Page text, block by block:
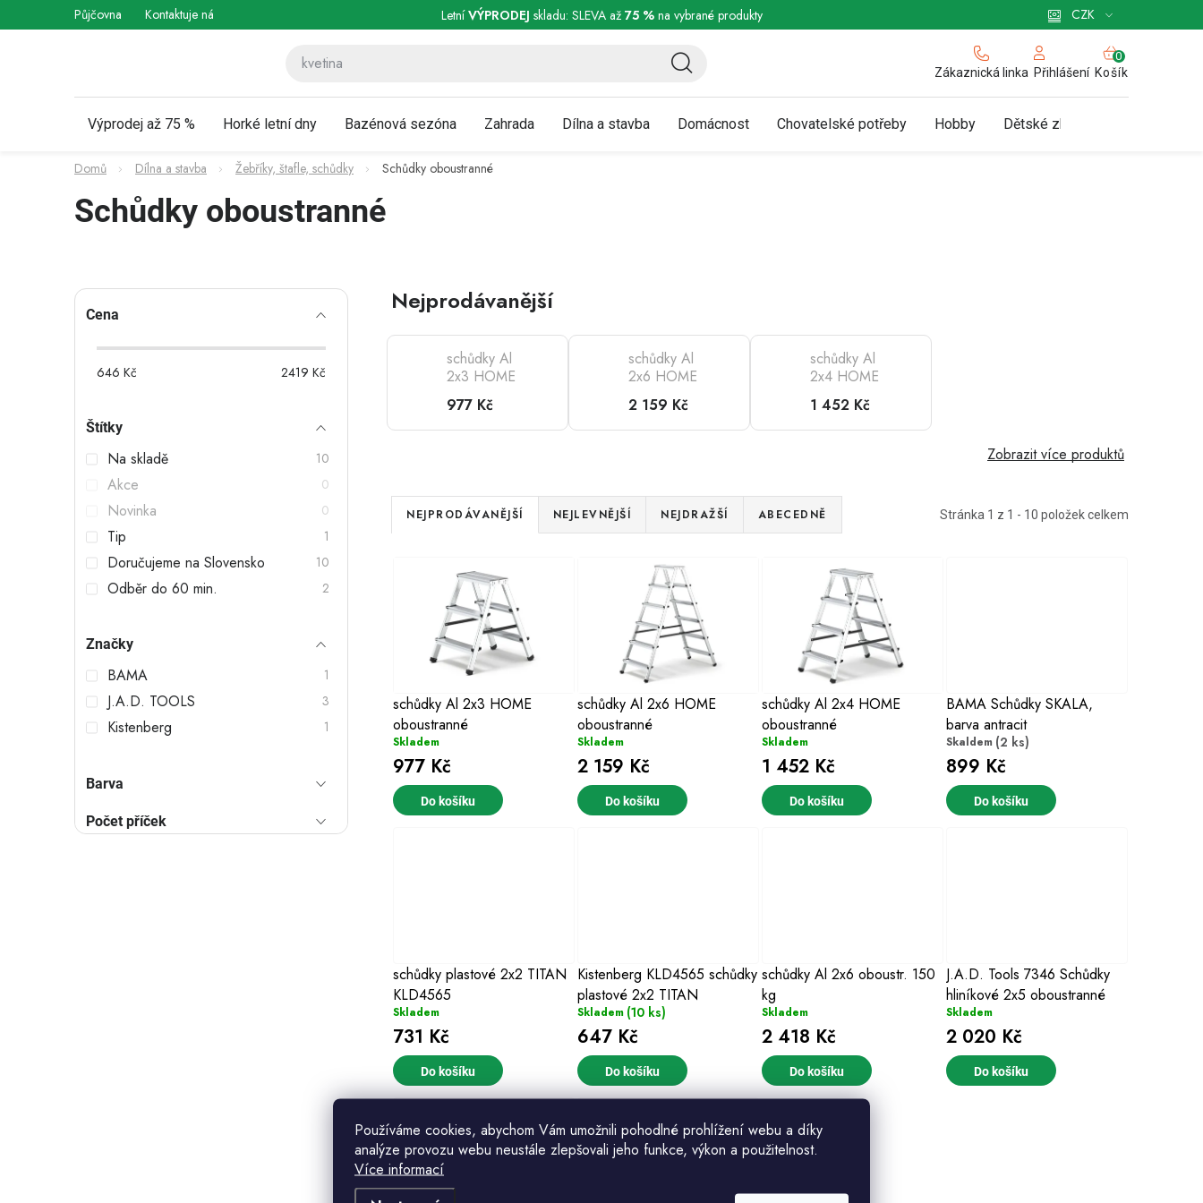
Používáme cookies, abychom Vám umožnili pohodlné prohlížení webu a díky
analýze provozu webu neustále zlepšovali jeho funkce, výkon a použitelnost.
Více informací
na
Půjčovna Kontaktuje nás Vrácení a reklamace Podmínky ochrany osobních údajů Obchodní podmínky pro podnikatele Zásady používání cookies
CZK
LetníVÝPRODEJ skladu: SLEVA až 75 %na vybrané produkty
Zákaznická linka Přihlášení
NÁKUPNÍ
KOŠÍK
Košík
Výprodej až 75 % Horké letní dny Bazénová sezóna Zahrada Dílna a stavba Domácnost Chovatelské potřeby Hobby Dětské zboží a hračky
Domů Dílna a stavba Žebříky, štafle, schůdky Schůdky oboustranné
Schůdky oboustranné
P
a
n
a
n
e
Cena
646 Kč 2419 Kč
Štítky
Na skladě 10
Akce 0
Novinka 0
Tip 1
Doručujeme na Slovensko 10
Odběr do 60 min. 2
Značky
BAMA 1
J.A.D. TOOLS 3
Kistenberg 1
Barva
Počet příček
Nejprodávanější
schůdky Al
2x3 HOME
oboustranné
977 Kč
schůdky Al
2x6 HOME
oboustranné
2 159 Kč
schůdky Al
2x4 HOME
oboustranné
1 452 Kč
Zobrazit více produktů
Stránka 1 z 1 - 10 položek celkem
Ř
a
p
r
o
d
NEJPRODÁVANĚJŠÍ NEJLEVNĚJŠÍ NEJDRAŽŠÍ ABECEDNĚ
s
p
r
o
ů
schůdky Al 2x3 HOME
oboustranné
Skladem
977 Kč
Do košíku
schůdky Al 2x6 HOME
oboustranné
Skladem
2 159 Kč
Do košíku
schůdky Al 2x4 HOME
oboustranné
Skladem
1 452 Kč
Do košíku
BAMA Schůdky SKALA,
barva antracit
Skaldem (2 ks)
899 Kč
Do košíku
schůdky plastové 2x2 TITAN
KLD4565
Skladem
731 Kč
Do košíku
Kistenberg KLD4565 schůdky
plastové 2x2 TITAN
Skladem (10 ks)
647 Kč
Do košíku
schůdky Al 2x6 oboustr. 150
kg
Skladem
2 418 Kč
Do košíku
J.A.D. Tools 7346 Schůdky
hliníkové 2x5 oboustranné
Skladem
2 020 Kč
Do košíku